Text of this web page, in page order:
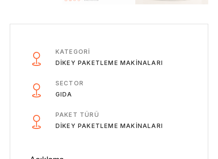
KATEGORI
DIKEY PAKETLEME MAKINALARI
SECTOR
GIDA
PAKET TÜRÜ
DIKEY PAKETLEME MAKINALARI